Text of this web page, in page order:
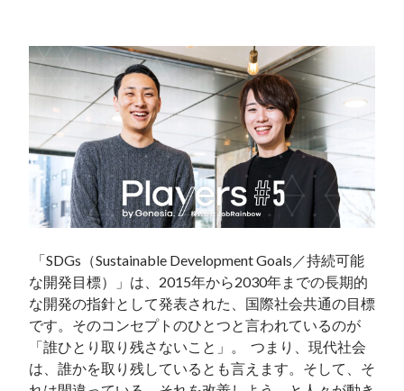
な開発目標）」は、2015年から2030年までの長期的
な開発の指針として発表された、国際社会共通の目標
です。そのコンセプトのひとつと言われているのが
「誰ひとり取り残さないこと」。  つまり、現代社会
は、誰かを取り残しているとも言えます。そして、そ